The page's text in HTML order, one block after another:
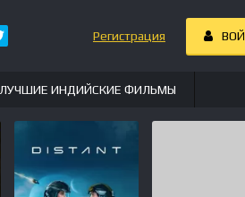
Регистрация
ЛУЧШИЕ ИНДИЙСКИЕ ФИЛЬМЫ